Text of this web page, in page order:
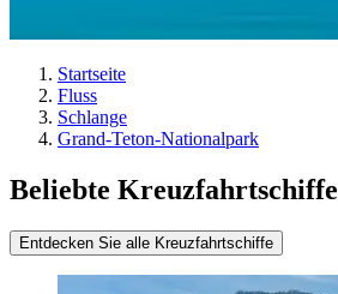
Startseite
Fluss
Schlange
Grand-Teton-Nationalpark
Beliebte Kreuzfahrtschiffe
Entdecken Sie alle Kreuzfahrtschiffe